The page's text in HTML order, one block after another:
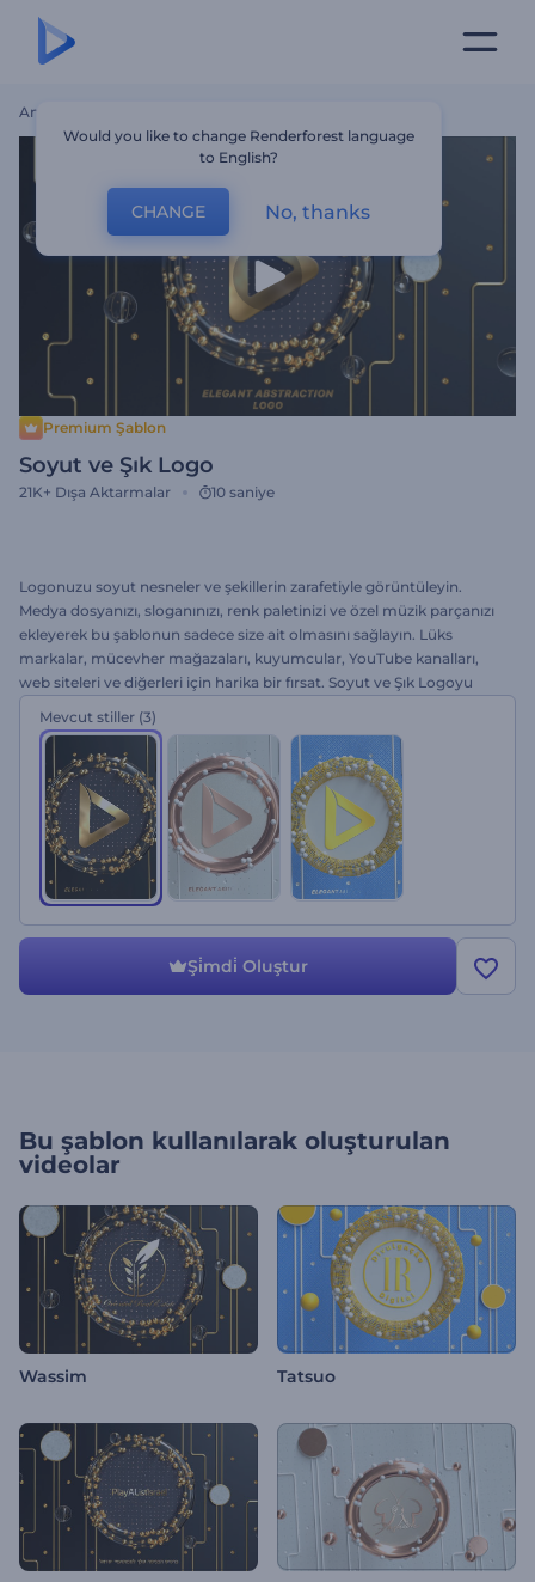
Ana Sayfa
Premium Şablon
Soyut ve Şık Logo
21K+ Dışa Aktarmalar 10 saniye
Logonuzu soyut nesneler ve şekillerin zarafetiyle görüntüleyin.
Medya dosyanızı, sloganınızı, renk paletinizi ve özel müzik parçanızı
ekleyerek bu şablonun sadece size ait olmasını sağlayın. Lüks
markalar, mücevher mağazaları, kuyumcular, YouTube kanalları,
web siteleri ve diğerleri için harika bir fırsat. Soyut ve Şık Logoyu
Mevcut stiller (3)
Şi̇mdi̇ Oluştur
Bu şablon kullanılarak oluşturulan
videolar
Wassim Tatsuo
Would you like to change Renderforest language
to English?
CHANGE No, thanks